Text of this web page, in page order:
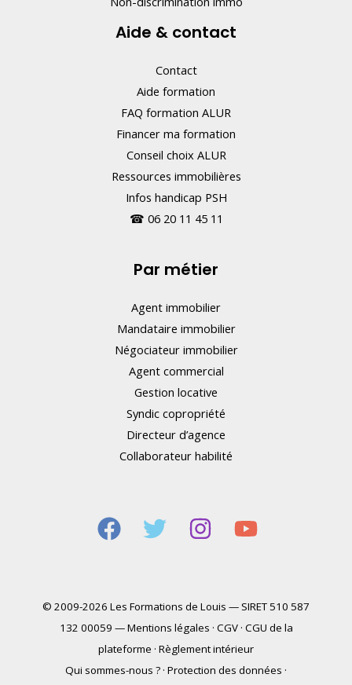
Aide & contact
Contact
Aide formation
FAQ formation ALUR
Financer ma formation
Conseil choix ALUR
Ressources immobilières
Infos handicap PSH
☎ 06 20 11 45 11
Par métier
Agent immobilier
Mandataire immobilier
Négociateur immobilier
Agent commercial
Gestion locative
Syndic copropriété
Directeur d’agence
Collaborateur habilité
© 2009-2026 Les Formations de Louis — SIRET 510 587
132 00059 —Mentions légales · CGV· CGU de la
plateforme · Règlement intérieur
Qui sommes-nous ? · Protection des données ·